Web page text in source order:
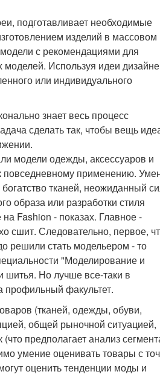
подготавливает необходимые
изделий в массовом
с рекомендациями для
моделей. Используя идеи
или индивидуального
знает весь процесс
сделать так, чтобы вещь
модели одежды, аксессуаров и
повседневному применению.
тканей, неожиданный
образа или разработки стиля
Fashion - показах. Главное -
сшит. Следовательно, первое,
решили стать модельером - то
"Моделирование и
шитья. Но лучше все-таки в
профильный факультет.
(тканей, одежды, обуви,
общей рыночной ситуацией,
предполагает анализ
умение оценивать товары с
оценить тенденции моды и